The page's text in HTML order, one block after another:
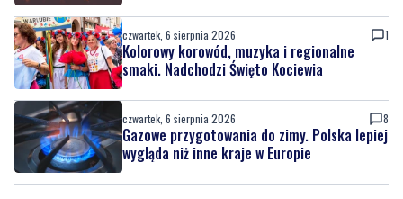
czwartek, 6 sierpnia 2026
Gazowe przygotowania do zimy. Polska lepiej